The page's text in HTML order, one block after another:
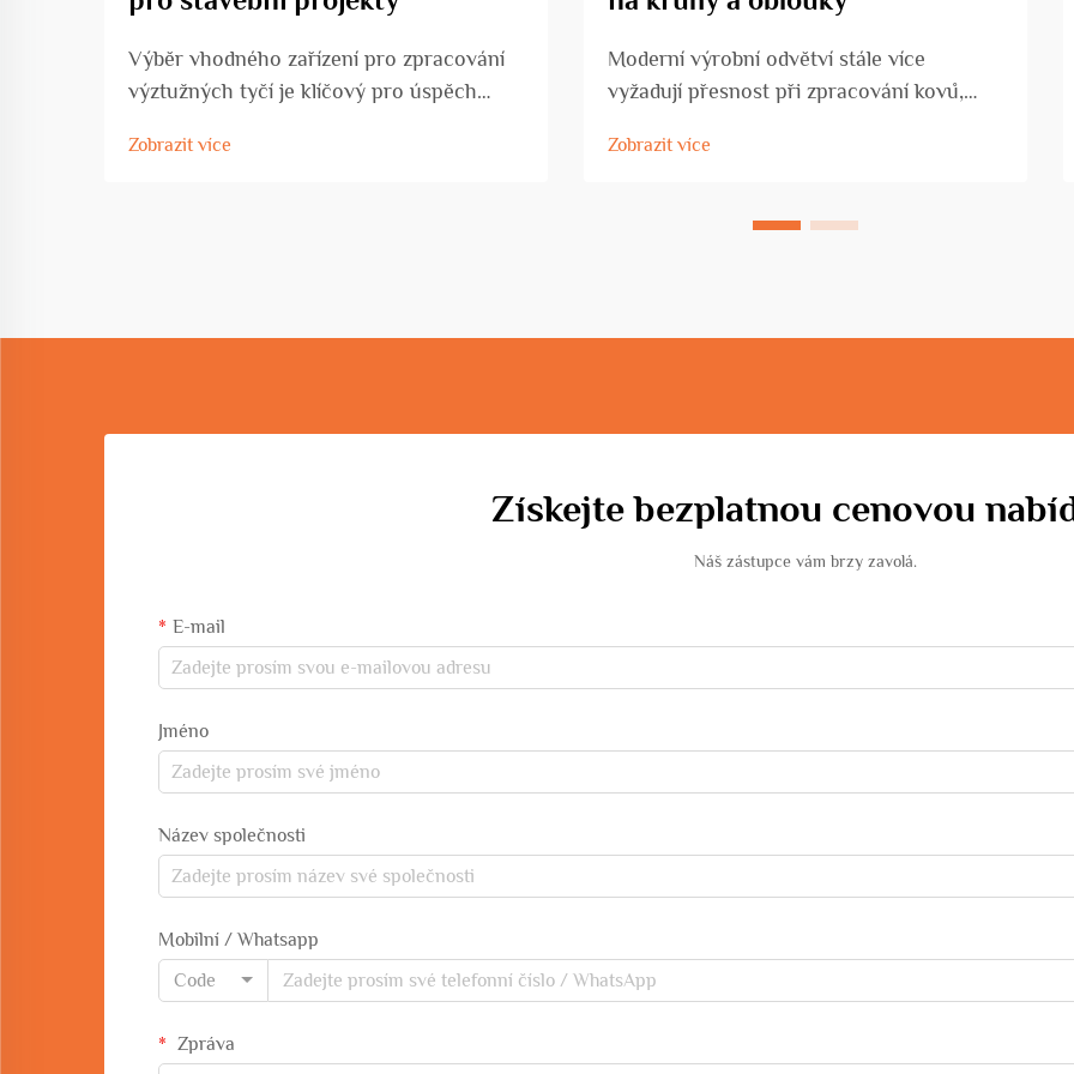
Výběr vhodného zařízení pro zpracování
výztužných tyčí je klíčový pro úspěch
pracujete na komerční výstavbě, rozvoji
Zobrazit více
Moderní výrobní odvětví stále více
vyžadují přesnost při zpracování kovů,
kruhových dílů. Ohýbací stroj na kruhy a
přeměnu přímých kovových tyčí, trubek...
Zobrazit více
Získejte bezplatnou cenovou
Náš zástupce vám brzy zavolá.
E-mail
Jméno
Název společnosti
Mobilní / Whatsapp
Code
Zpráva